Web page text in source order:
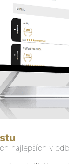
najlepších v